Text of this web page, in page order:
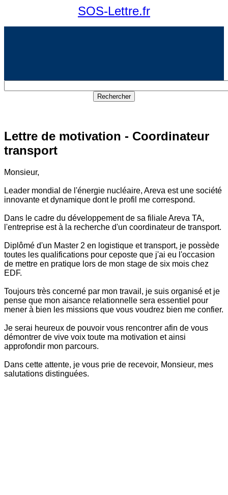
SOS-Lettre.fr
Lettre de motivation - Coordinateur
transport
Monsieur,
Leader mondial de l'énergie nucléaire, Areva est une société
innovante et dynamique dont le profil me correspond.
Dans le cadre du développement de sa filiale Areva TA,
l'entreprise est à la recherche d'un coordinateur de transport.
Diplômé d'un Master 2 en logistique et transport, je possède
toutes les qualifications pour ceposte que j'ai eu l'occasion
de mettre en pratique lors de mon stage de six mois chez
EDF.
Toujours très concerné par mon travail, je suis organisé et je
pense que mon aisance relationnelle sera essentiel pour
mener à bien les missions que vous voudrez bien me confier.
Je serai heureux de pouvoir vous rencontrer afin de vous
démontrer de vive voix toute ma motivation et ainsi
approfondir mon parcours.
Dans cette attente, je vous prie de recevoir, Monsieur, mes
salutations distinguées.